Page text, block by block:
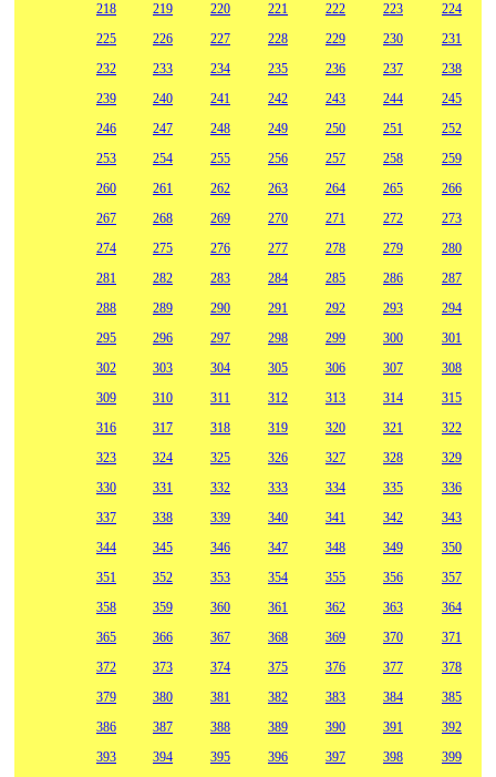
218
219 220 221 222 223
224
225
226 227 228 229 230
231
232
233 234 235 236 237
238
239
240 241 242 243 244
245
246
247 248 249 250 251
252
253
254 255 256 257 258
259
260
261 262 263 264 265
266
267
268 269 270 271 272
273
274
275 276 277 278 279
280
281
282 283 284 285 286
287
288
289 290 291 292 293
294
295
296 297 298 299 300
301
302
303 304 305 306 307
308
309
310 311 312 313 314
315
316
317 318 319 320 321
322
323
324 325 326 327 328
329
330
331 332 333 334 335
336
337
338 339 340 341 342
343
344
345 346 347 348 349
350
351
352 353 354 355 356
357
358
359 360 361 362 363
364
365
366 367 368 369 370
371
372
373 374 375 376 377
378
379
380 381 382 383 384
385
386
387 388 389 390 391
392
393
394 395 396 397 398
399